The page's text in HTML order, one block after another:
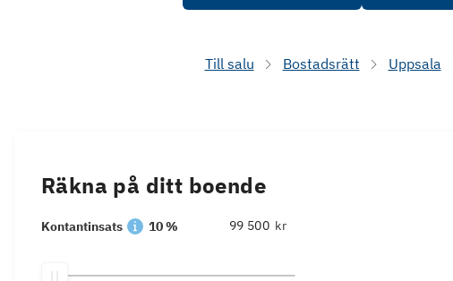
Till salu Bostadsrätt Uppsala
Räkna på ditt boende
Kontantinsats 10 % kr